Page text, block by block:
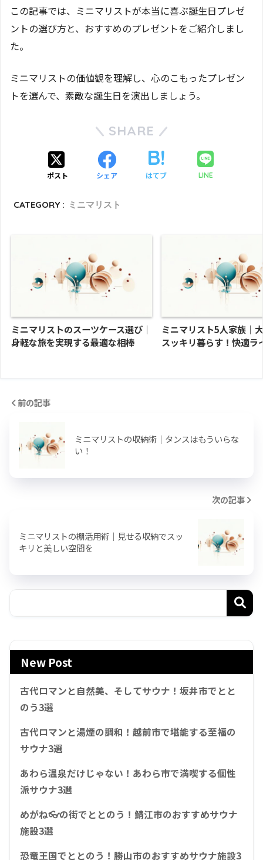
この記事では、ミニマリストが本当に喜ぶ誕生日プレゼ
ントの選び方と、おすすめのプレゼントをご紹介しまし
た。
ミニマリストの価値観を理解し、心のこもったプレゼン
トを選んで、素敵な誕生日を演出しましょう。
SHARE
ポスト シェア はてブ LINE
CATEGORY : ミニマリスト
ミニマリストのスーツケース選び｜
身軽な旅を実現する最適な相棒
ミニマリスト5人家族｜
スッキリ暮らす！快適ラ
前の記事
ミニマリストの収納術｜タンスはもういらな
い！
次の記事
ミニマリストの棚活用術｜見せる収納でスッ
キリと美しい空間を
New Post
古代ロマンと自然美、そしてサウナ！坂井市でとと
のう3選
古代ロマンと湯煙の調和！越前市で堪能する至福の
サウナ3選
あわら温泉だけじゃない！あわら市で満喫する個性
派サウナ3選
めがね👓の街でととのう！鯖江市のおすすめサウナ
施設3選
恐竜王国でととのう！勝山市のおすすめサウナ施設3